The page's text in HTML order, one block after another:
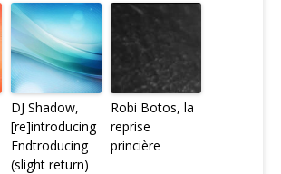
DJ Shadow,
[re]introducing
Endtroducing
(slight return)
Robi Botos, la
reprise
princière